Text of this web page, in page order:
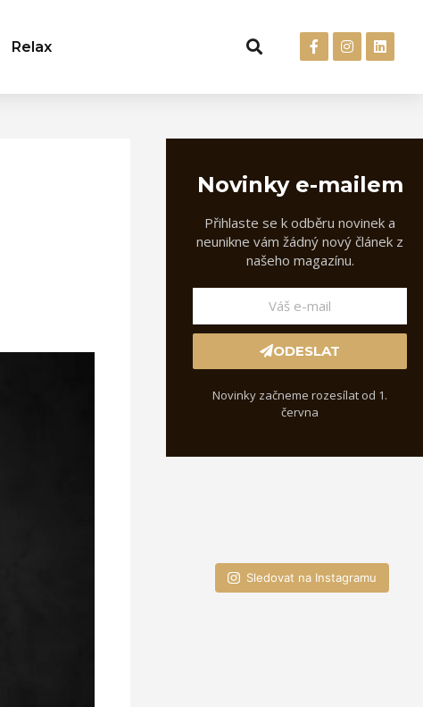
Relax
Novinky e-mailem
Přihlaste se k odběru novinek a
neunikne vám žádný nový článek z
našeho magazínu.
ODESLAT
Novinky začneme rozesílat od 1.
června
Sledovat na Instagramu